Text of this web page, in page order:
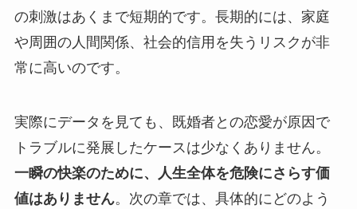
の刺激はあくまで短期的です。長期的には、家庭
や周囲の人間関係、社会的信用を失うリスクが非
常に高いのです。
実際にデータを見ても、既婚者との恋愛が原因で
トラブルに発展したケースは少なくありません。
一瞬の快楽のために、人生全体を危険にさらす価
値はありません。次の章では、具体的にどのよう